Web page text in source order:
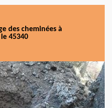
des cheminées à
45340